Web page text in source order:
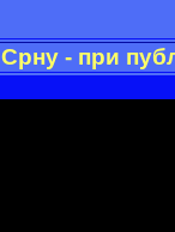
- при